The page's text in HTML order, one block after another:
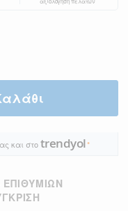
και στοtrendyol ●